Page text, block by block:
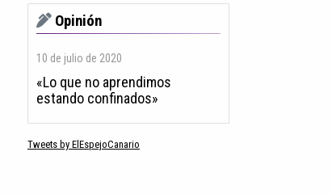
Opinión
10 de julio de 2020
«Lo que no aprendimos
estando confinados»
Tweets by ElEspejoCanario